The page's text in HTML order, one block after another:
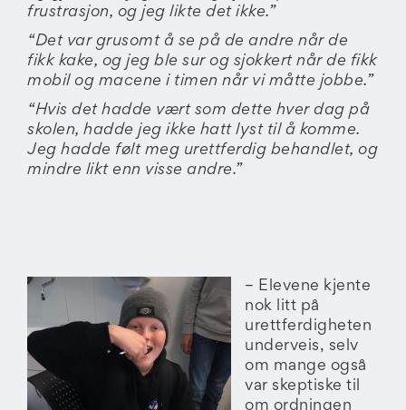
frustrasjon, og jeg likte det ikke.”
“Det var grusomt å se på de andre når de
fikk kake, og jeg ble sur og sjokkert når de fikk
mobil og macene i timen når vi måtte jobbe.”
“Hvis det hadde vært som dette hver dag på
skolen, hadde jeg ikke hatt lyst til å komme.
Jeg hadde følt meg urettferdig behandlet, og
mindre likt enn visse andre.”
– Elevene kjente
nok litt på
urettferdigheten
underveis, selv
om mange også
var skeptiske til
om ordningen